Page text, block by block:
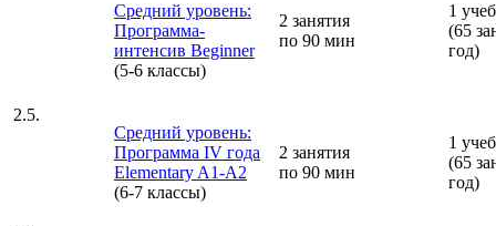
Средний уровень:
Программа-
интенсив Beginner
(5-6 классы)
2 занятия
по 90 мин
1
(65
год)
2.5.
Средний уровень:
Программа IV года
Elementary A1-A2
(6-7 классы)
2 занятия
по 90 мин
1
(65
год)